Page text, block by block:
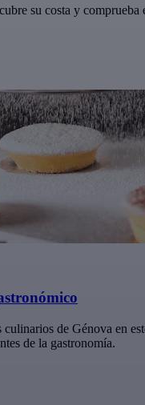
su costa y comprueba
culinarios de Génova en
de la gastronomía.